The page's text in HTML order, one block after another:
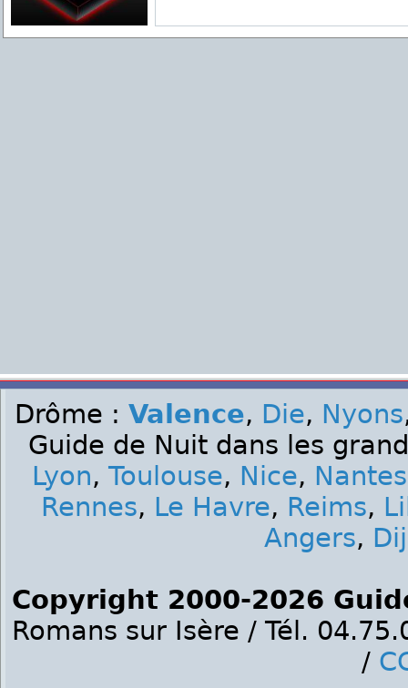
Drôme : Valence, Die, Nyons
Guide de Nuit dans les
Lyon, Toulouse, Nice, Nantes
Rennes, Le Havre, Reims,
Angers,
Copyright 2000-2026
Romans sur Isère / Tél.
/